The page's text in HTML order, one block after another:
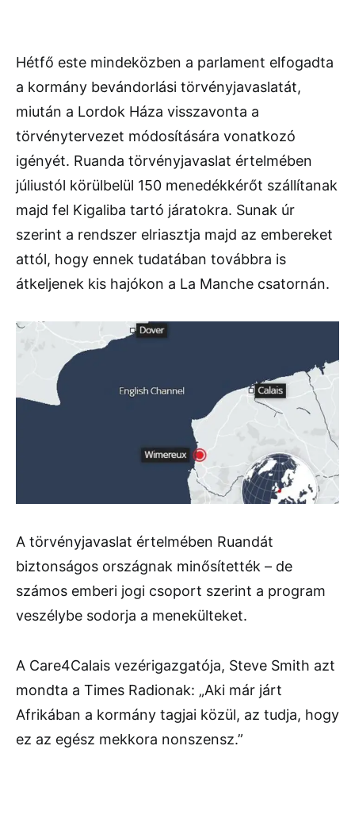
Hétfő este mindeközben a parlament elfogadta
a kormány bevándorlási törvényjavaslatát,
miután a Lordok Háza visszavonta a
törvénytervezet módosítására vonatkozó
igényét. Ruanda törvényjavaslat értelmében
júliustól körülbelül 150 menedékkérőt szállítanak
majd fel Kigaliba tartó járatokra. Sunak úr
szerint a rendszer elriasztja majd az embereket
attól, hogy ennek tudatában továbbra is
átkeljenek kis hajókon a La Manche csatornán.
A törvényjavaslat értelmében Ruandát
biztonságos országnak minősítették – de
számos emberi jogi csoport szerint a program
veszélybe sodorja a menekülteket.
A Care4Calais vezérigazgatója, Steve Smith azt
mondta a Times Radionak: „Aki már járt
Afrikában a kormány tagjai közül, az tudja, hogy
ez az egész mekkora nonszensz.”